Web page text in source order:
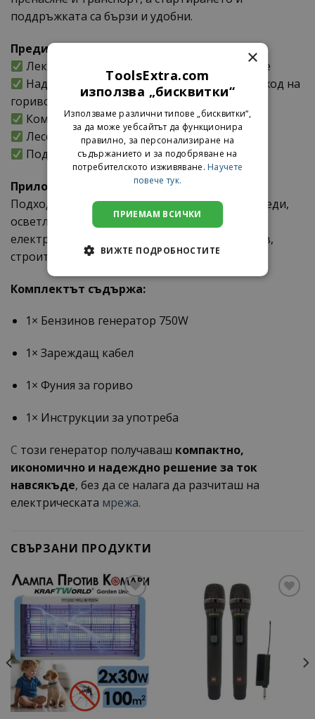
поддръжката са бързи и удобни.
Предимства:
Лек и преносим – удобен за всяко пътуване
Надежден двутактов двигател с нисък разход на
гориво
Компактен дизайн с висока ефективност
Лесен старт и поддръжка
Подходящ за продължителна работа
Приложение:
Подходящ за захранване на малки електроуреди,
осветление, вентилатори, инструменти и
електроника при пътуване, къмпинг, риболов,
строителни обекти или аварийни ситуации.
Комплектът съдържа:
1× Бензинов генератор 750W
1× Зареждащ кабел
1× Фуния за гориво
1× Инструкции за употреба
С този генератор получаваш компактно,
икономично и надеждно решение за ток
навсякъде, без да се налага да разчиташ на
електрическата мрежа.
СВЪРЗАНИ ПРОДУКТИ
Add to
wishlist
wishlist
×
ToolsExtra.com
използва „бисквитки“
Използваме различни типове „бисквитки“,
за да може уебсайтът да функционира
правилно, за персонализиране на
съдържанието и за подобряване на
потребителското изживяване. Научете
повече тук.
ПРИЕМАМ ВСИЧКИ
ВИЖТЕ ПОДРОБНОСТИТЕ